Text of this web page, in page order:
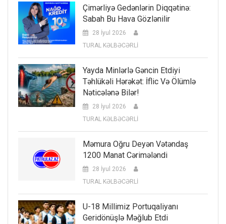
Çimərliyə Gedənlərin Diqqətinə:
Sabah Bu Hava Gözlənilir
28 İyul 2026
TURAL KƏLBƏCƏRLİ
Yayda Minlərlə Gəncin Etdiyi
Təhlükəli Hərəkət: İflic Və Ölümlə
Nəticələnə Bilər!
28 İyul 2026
TURAL KƏLBƏCƏRLİ
Məmura Oğru Deyən Vətəndaş
1200 Manat Cərimələndi
28 İyul 2026
TURAL KƏLBƏCƏRLİ
U-18 Millimiz Portuqaliyanı
Geridönüşlə Məğlub Etdi